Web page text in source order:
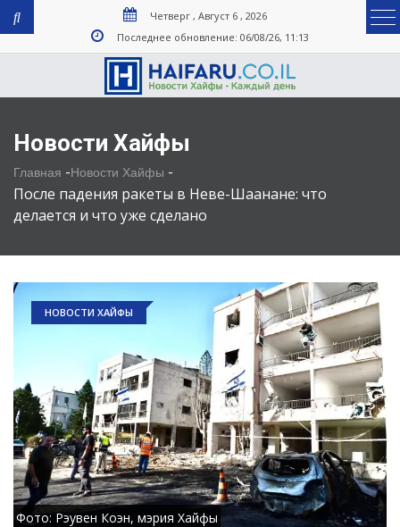
Четверг , Август 6 , 2026
Последнее обновление: 06/08/26, 11:13
Новости Хайфы
Главная -Новости Хайфы -
После падения ракеты в Неве-Шаанане: что
делается и что уже сделано
НОВОСТИ ХАЙФЫ
Фото: Рэувен Коэн, мэрия Хайфы